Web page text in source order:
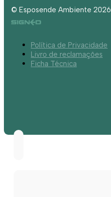
© Esposende Ambiente 2026
Política de Privacidade
Livro de reclamações
Ficha Técnica